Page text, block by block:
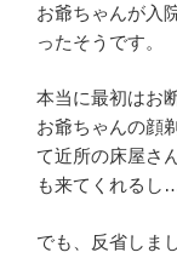
お爺ちゃんが入
ったそうです。
本当に最初はお
お爺ちゃんの顔
て近所の床屋さ
も来てくれるし
でも、反省しま